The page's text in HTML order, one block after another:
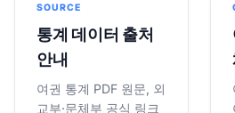
SOURCE
통계 데이터 출처
안내
여권 통계 PDF 원문, 외
교부·문체부 공식 링크